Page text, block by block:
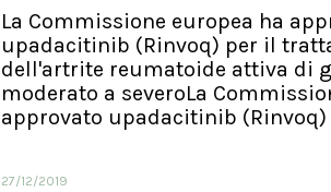
La Commissione europea ha
upadacitinib (Rinvoq) per il
dell'artrite reumatoide attiva di
moderato a severoLa
approvato upadacitinib (Rinvoq)
27/12/2019